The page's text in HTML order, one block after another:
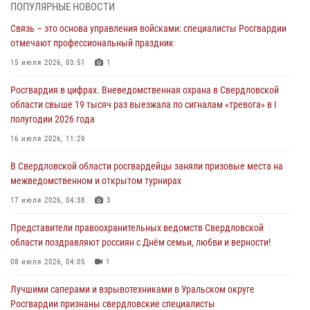
«Телекон»
30 июля 2026, 11:33
спартакиады «Динамо» памяти погибшего офицера милиции
Православные священники поддержали росгвардейцев в зоне СВО
Свердловские росгвардейцы завоевали медали на окружном
чемпионате по комплексному единоборству
ПОПУЛЯРНЫЕ НОВОСТИ
Связь – это основа управления войсками: специалисты Росгвардии
отмечают профессиональный праздник
15 июля 2026, 03:51 1
Росгвардия в цифрах. Вневедомственная охрана в Свердловской
области свыше 19 тысяч раз выезжала по сигналам «тревога» в I
полугодии 2026 года
16 июля 2026, 11:29
В Свердловской области росгвардейцы заняли призовые места на
межведомственном и открытом турнирах
17 июля 2026, 04:38 3
Представители правоохранительных ведомств Свердловской
области поздравляют россиян с Днём семьи, любви и верности!
08 июля 2026, 04:05 1
Лучшими саперами и взрывотехниками в Уральском округе
Росгвардии признаны свердловские специалисты